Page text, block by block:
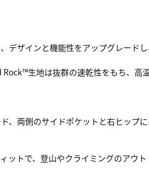
ザインと機能性をアップグレードし
生地は抜群の速乾性をもち、高
、両側のサイドポケットと右ヒッ
トで、登山やクライミングのアウ